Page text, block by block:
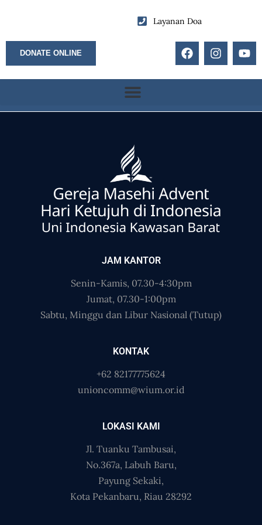
Layanan Doa
DONATE ONLINE
JAM KANTOR
Senin-Kamis, 07.30-4:30pm
Jumat, 07.30-1:00pm
Sabtu, Minggu dan Libur Nasional (Tutup)
KONTAK
+62 82177775624
unioncomm@wium.or.id
LOKASI KAMI
Jl. Tuanku Tambusai,
No.367a, Labuh Baru,
Payung Sekaki,
Kota Pekanbaru, Riau 28292